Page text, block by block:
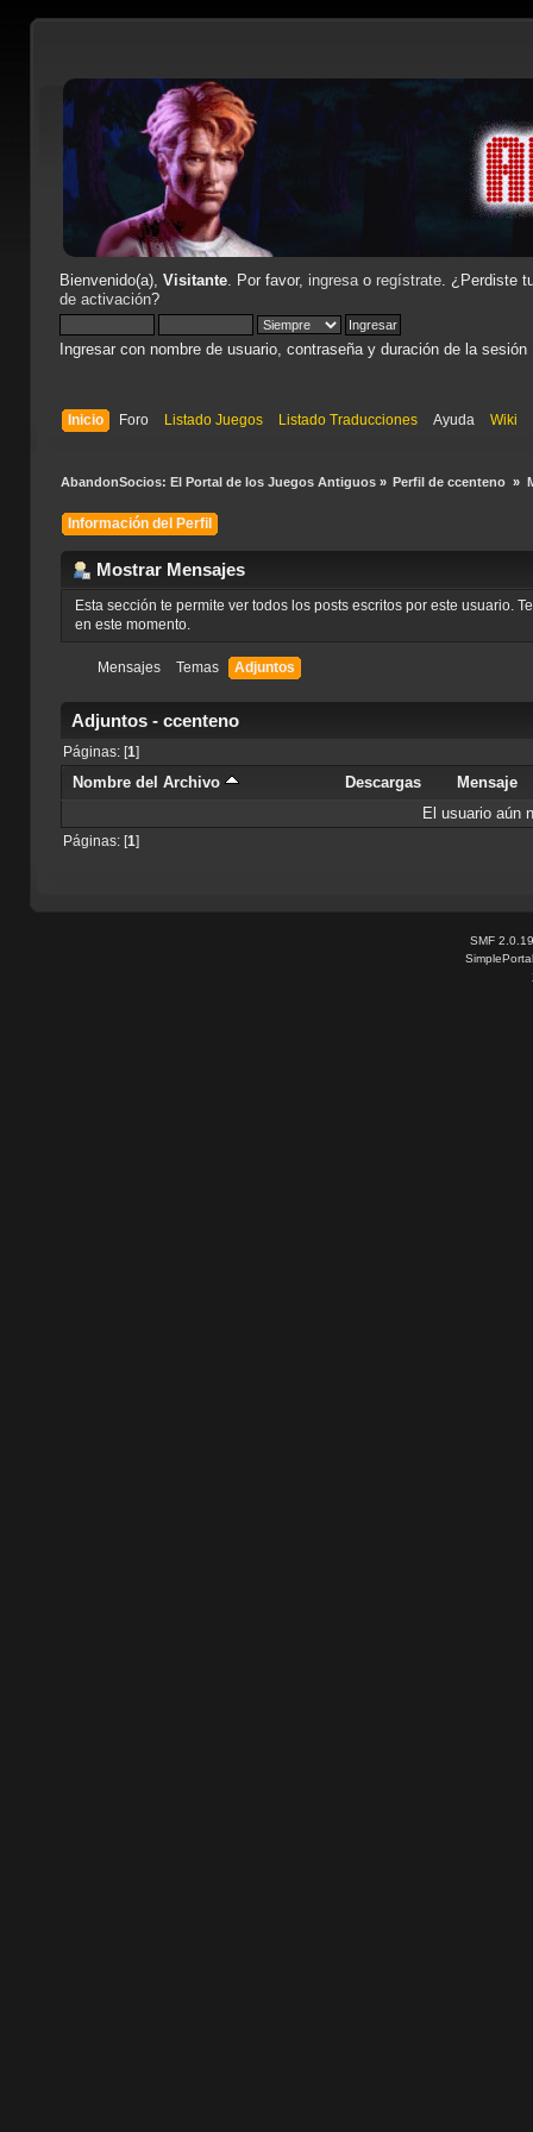
Bienvenido(a), Visitante. Por favor, ingresao regístrate. ¿Perdiste
de activación?
Ingresar con nombre de usuario, contraseña y duración de la sesión
Inicio Foro Listado Juegos Listado Traducciones Ayuda Wiki
AbandonSocios: El Portal de los Juegos Antiguos» Perfil de ccenteno »
Información del Perfil
Mostrar Mensajes
Esta sección te permite ver todos los posts escritos por este usuario.
en este momento.
Mensajes Temas Adjuntos
Adjuntos - ccenteno
Páginas: [1]
Nombre del Archivo Descargas
Mensaje
El usuario aún
Páginas: [1]
SMF 2.0.19